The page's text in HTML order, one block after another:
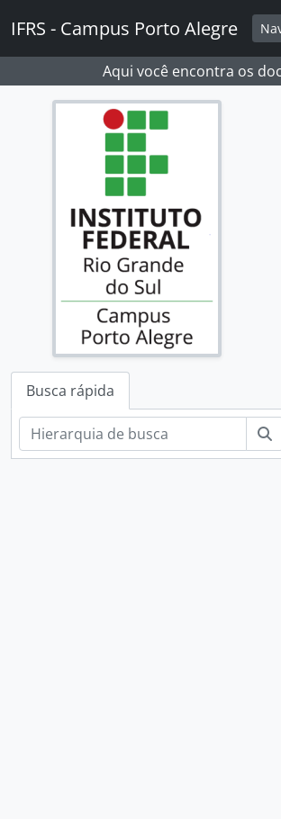
IFRS - Campus Porto Alegre
Aqui você encontra os
Busca rápida